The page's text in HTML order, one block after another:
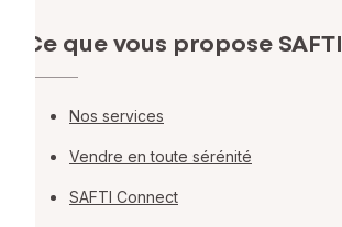
Ce que vous propose SAFTI
Nos services
Vendre en toute sérénité
SAFTI Connect